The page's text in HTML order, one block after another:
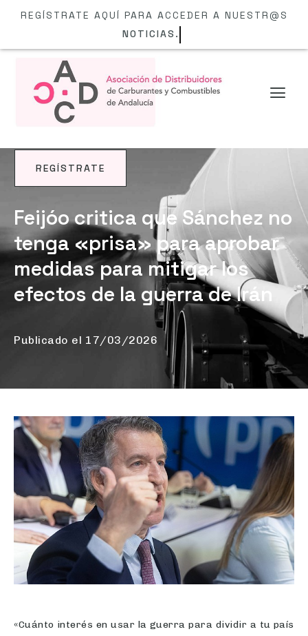
REGÍSTRATE AQUÍ PARA ACCEDER A NUESTR@S
NOTICIAS.
REGÍSTRATE
NOTICIAS
Feijóo critica que Sánchez no
tenga «prisa» para aprobar
medidas para mitigar los
efectos de la guerra de Irán
Publicado el 17/03/2026
«Cuánto interés en usar la guerra para dividir a tu país